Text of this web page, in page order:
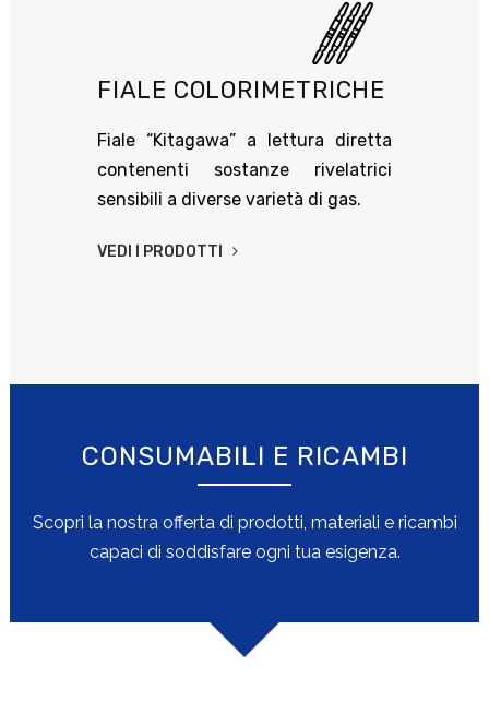
FIALE COLORIMETRICHE
Fiale “Kitagawa” a lettura diretta
contenenti sostanze rivelatrici
sensibili a diverse varietà di gas.
VEDI I PRODOTTI
CONSUMABILI E RICAMBI
Scopri la nostra offerta di prodotti, materiali e ricambi
capaci di soddisfare ogni tua esigenza.